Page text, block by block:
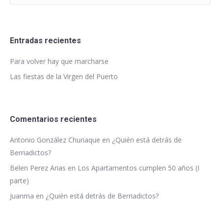
Entradas recientes
Para volver hay que marcharse
Las fiestas de la Virgen del Puerto
Comentarios recientes
Antonio González Churiaque en ¿Quién está detrás de
Berriadictos?
Belen Perez Arias en Los Apartamentos cumplen 50 años (I
parte)
Juanma en ¿Quién está detrás de Berriadictos?